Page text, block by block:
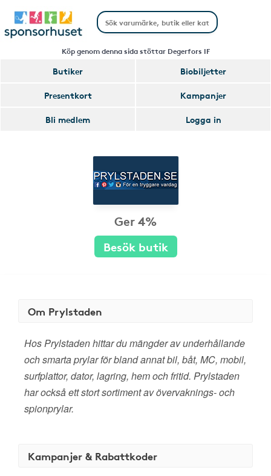
Köp genom denna sida stöttar Degerfors IF
Butiker
Biobiljetter
Presentkort
Kampanjer
Bli medlem
Logga in
Ger 4%
Besök butik
Om Prylstaden
Hos Prylstaden hittar du mängder av underhållande
och smarta prylar för bland annat bil, båt, MC, mobil,
surfplattor, dator, lagring, hem och fritid. Prylstaden
har också ett stort sortiment av övervaknings- och
spionprylar.
Kampanjer & Rabattkoder